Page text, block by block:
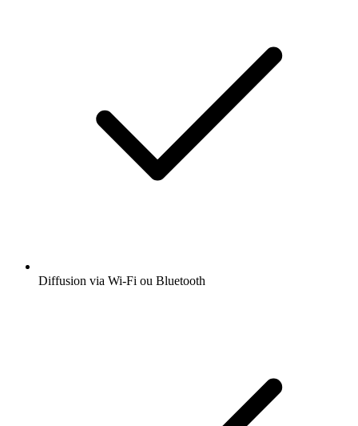
Diffusion via Wi-Fi ou Bluetooth